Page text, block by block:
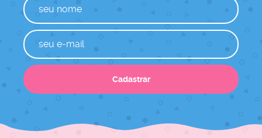
Cadastrar